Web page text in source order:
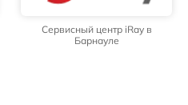
Сервисный центр iRay в
Барнауле